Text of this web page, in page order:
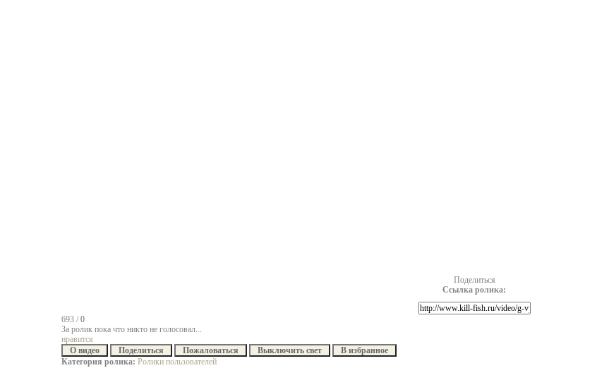
Поделиться
Ссылка ролика:
693 / 0
За ролик пока что никто не голосовал...
нравится
О видео
Поделиться Пожаловаться Выключить свет
В избранное
Категория ролика: Ролики пользователей